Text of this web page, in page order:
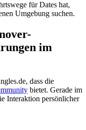
für Dates hat,
Umgebung suchen.
im
dass die
bietet. Gerade im
Interaktion persönlicher